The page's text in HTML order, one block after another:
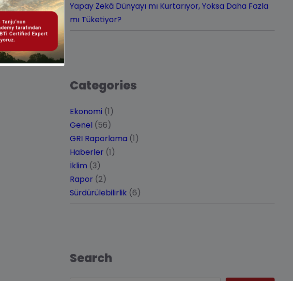
Yapay Zekâ Dünyayı mı Kurtarıyor, Yoksa Daha Fazla
mı Tüketiyor?
Categories
Ekonomi (1)
Genel (56)
GRI Raporlama (1)
Haberler (1)
İklim (3)
Rapor (2)
Sürdürülebilirlik (6)
Search